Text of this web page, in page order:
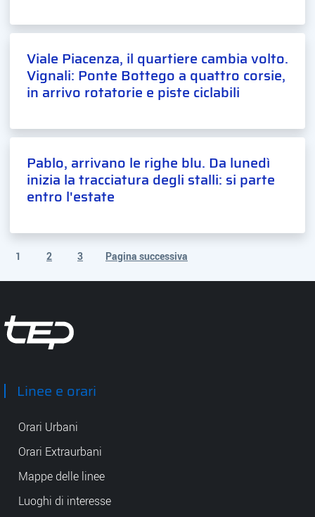
Viale Piacenza, il quartiere cambia volto.
Vignali: Ponte Bottego a quattro corsie,
in arrivo rotatorie e piste ciclabili
Pablo, arrivano le righe blu. Da lunedì
inizia la tracciatura degli stalli: si parte
entro l'estate
1(pagina corrente)
2 3 Pagina successiva
Linee e orari
Orari Urbani
Orari Extraurbani
Mappe delle linee
Luoghi di interesse